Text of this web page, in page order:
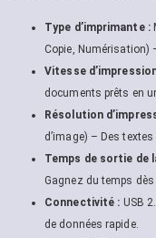
Type d’imprimante :
Copie, Numérisation)
Vitesse
documents prêts en
Résolution
d’image) – Des
Temps de sortie de
Gagnez du temps dès
Connectivité : USB
de données rapide.